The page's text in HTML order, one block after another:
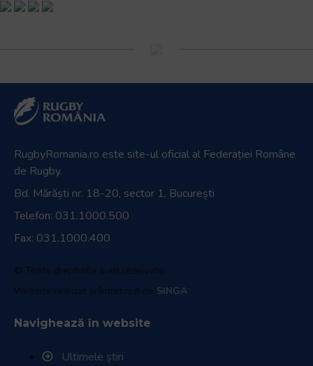
RugbyRomania.ro este site-ul oficial al Federației Române
de Rugby.
Bd. Mărăști nr. 18-20, sector 1, București
Telefon: 031.1000.500
Fax: 031.1000.400
© Toate drepturile sunt rezervate.
Website realizat și întreținut de SINGA
Navighează în website
Ultimele știri